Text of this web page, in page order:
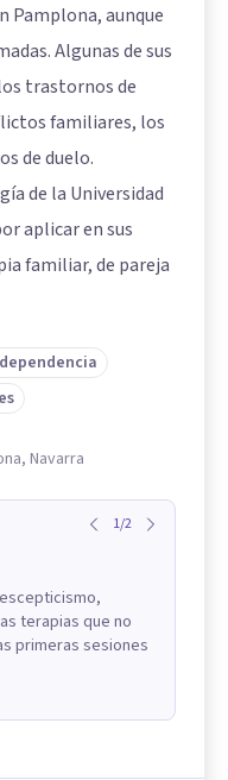
Pamplona, aunque
Algunas de sus
trastornos de
familiares, los
de duelo.
de la Universidad
aplicar en sus
familiar, de pareja
Navarra
1/2
terapias que no
primeras sesiones